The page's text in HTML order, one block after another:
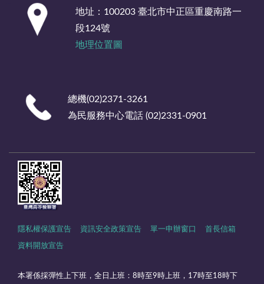
地址：100203 臺北市中正區重慶南路一
段124號
地理位置圖
總機(02)2371-3261
為民服務中心電話 (02)2331-0901
隱私權保護宣告 資訊安全政策宣告 單一申辦窗口 首長信箱
資料開放宣告
本署係採彈性上下班，全日上班：8時至9時上班，17時至18時下